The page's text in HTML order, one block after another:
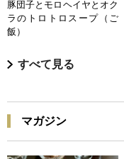
豚団子とモロヘイヤとオク
ラのトロトロスープ（ご
飯）
すべて見る
マガジン